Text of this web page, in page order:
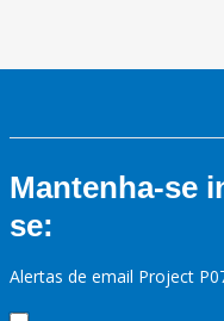
Mantenha-se
se:
Alertas de email Project